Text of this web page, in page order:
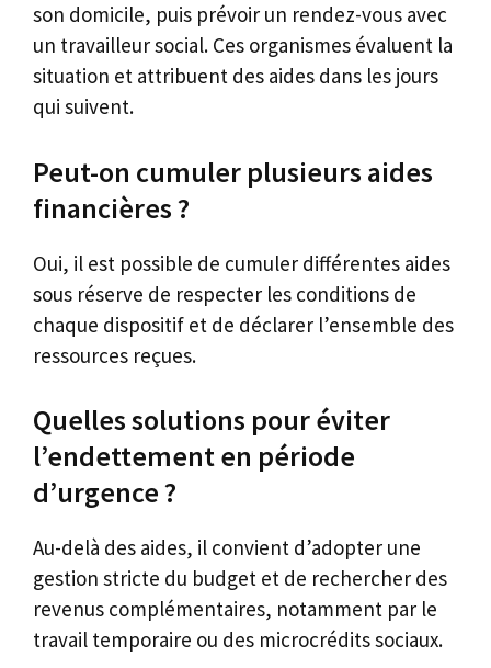
son domicile, puis prévoir un rendez-vous avec
un travailleur social. Ces organismes évaluent la
situation et attribuent des aides dans les jours
qui suivent.
Peut-on cumuler plusieurs aides
financières ?
Oui, il est possible de cumuler différentes aides
sous réserve de respecter les conditions de
chaque dispositif et de déclarer l’ensemble des
ressources reçues.
Quelles solutions pour éviter
l’endettement en période
d’urgence ?
Au-delà des aides, il convient d’adopter une
gestion stricte du budget et de rechercher des
revenus complémentaires, notamment par le
travail temporaire ou des microcrédits sociaux.